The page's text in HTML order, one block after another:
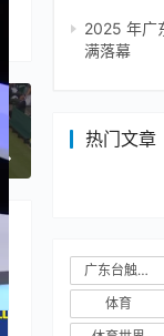
2025 年广
满落幕
热门文章
广东台触电新闻
体育